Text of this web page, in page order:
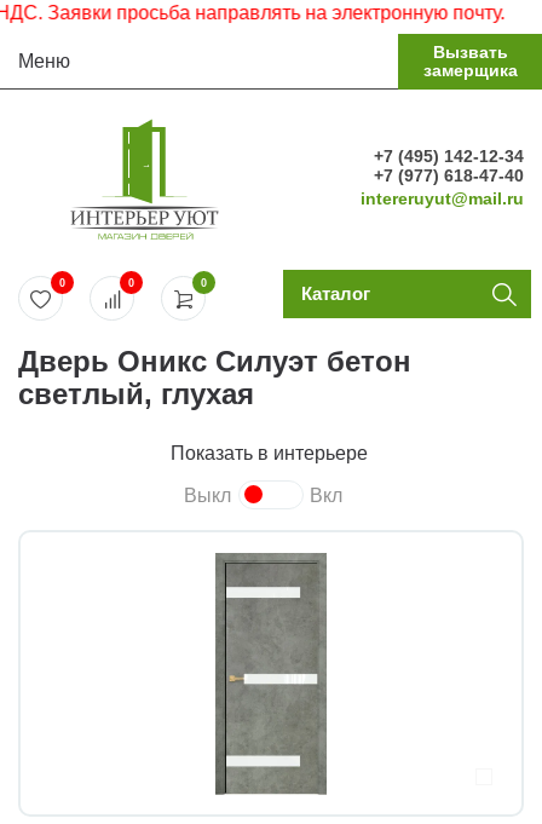
просьба направлять на электронную почту.
Меню
Вызвать
замерщика
+7 (495) 142-12-34
+7 (977) 618-47-40
intereruyut@mail.ru
0
0 0 Каталог
Дверь Оникс Силуэт бетон
светлый, глухая
Показать в интерьере
Выкл Вкл